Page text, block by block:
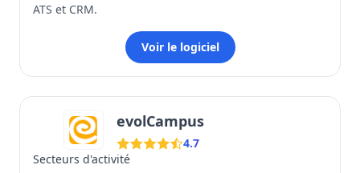
ATS et CRM.
Voir le logiciel
evolCampus
4.7
Secteurs d'activité